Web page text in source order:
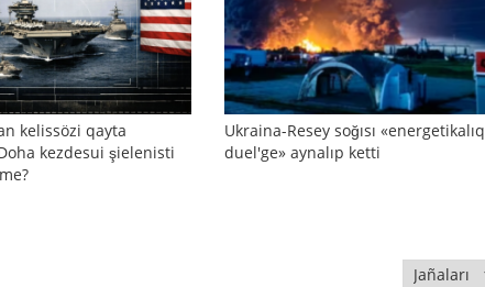
kelissözi qayta
kezdesui şielenisti
Ukraina-Resey soğısı «energetikalıq
duel'ge» aynalıp ketti